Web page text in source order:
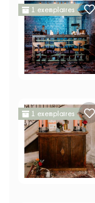
1 exemplaires
1 exemplaires